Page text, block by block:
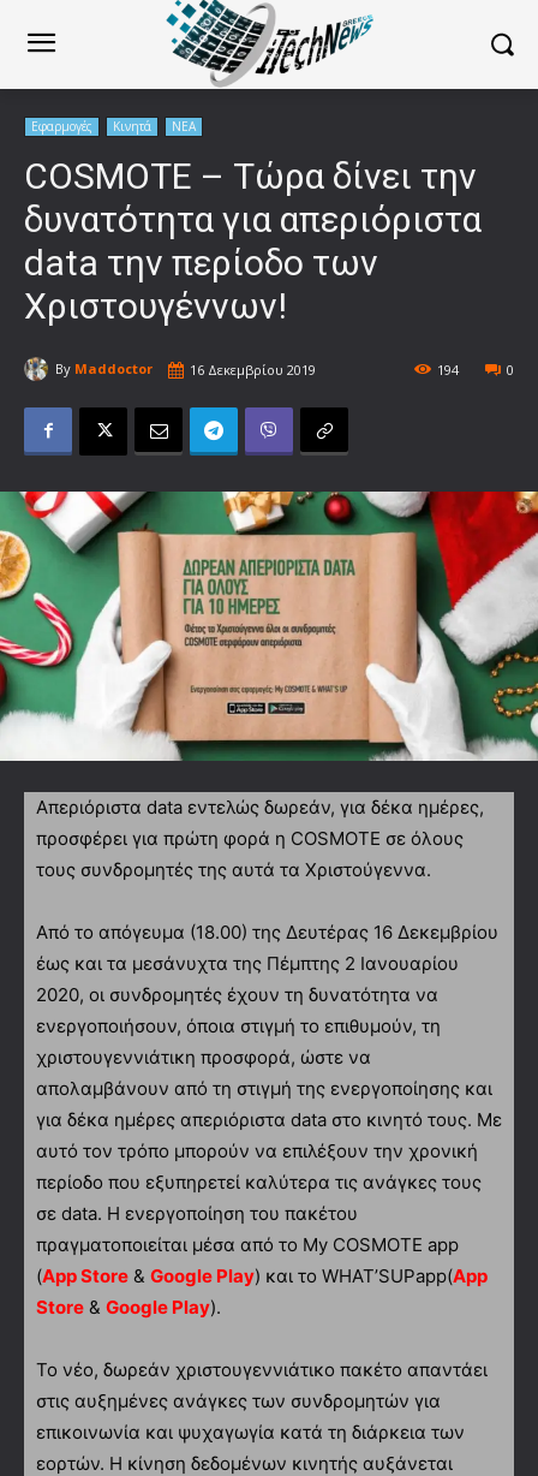
Εφαρμογές Κινητά ΝΕΑ
COSMOTE – Τώρα δίνει την
δυνατότητα για απεριόριστα
data την περίοδο των
Χριστουγέννων!
By Maddoctor 16 Δεκεμβρίου 2019 0
194
Απεριόριστα data εντελώς δωρεάν, για δέκα ημέρες,
προσφέρει για πρώτη φορά η COSMOTE σε όλους
τους συνδρομητές της αυτά τα Χριστούγεννα.
Από το απόγευμα (18.00) της Δευτέρας 16 Δεκεμβρίου
έως και τα μεσάνυχτα της Πέμπτης 2 Ιανουαρίου
2020, οι συνδρομητές έχουν τη δυνατότητα να
ενεργοποιήσουν, όποια στιγμή το επιθυμούν, τη
χριστουγεννιάτικη προσφορά, ώστε να
απολαμβάνουν από τη στιγμή της ενεργοποίησης και
για δέκα ημέρες απεριόριστα data στο κινητό τους. Με
αυτό τον τρόπο μπορούν να επιλέξουν την χρονική
περίοδο που εξυπηρετεί καλύτερα τις ανάγκες τους
σε data. Η ενεργοποίηση του πακέτου
πραγματοποιείται μέσα από το My COSMOTE app
(App Store & Google Play) και το WHAT’SUPapp(App
Store & Google Play).
Το νέο, δωρεάν χριστουγεννιάτικο πακέτο απαντάει
στις αυξημένες ανάγκες των συνδρομητών για
επικοινωνία και ψυχαγωγία κατά τη διάρκεια των
εορτών. Η κίνηση δεδομένων κινητής αυξάνεται